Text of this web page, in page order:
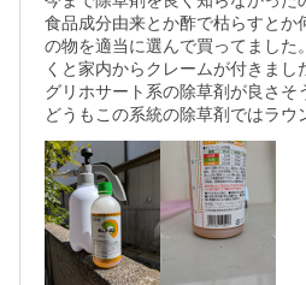
食品成分由来とか酢で枯らすとか
の物を適当に選んで買ってました
くと家内からクレームが付きまし
グリホサート系の除草剤が良さそ
どうもこの系統の除草剤ではラウ
元祖のようですがジェネリック品
中でも定評があるらしい本品を購
大手ECサイトでも売られてますが
方が安かったので、今回はこちら
ていた通り即効性はありませんが
枯れはじめ、他の植物も５日目に
てきていますので、効果は十分に